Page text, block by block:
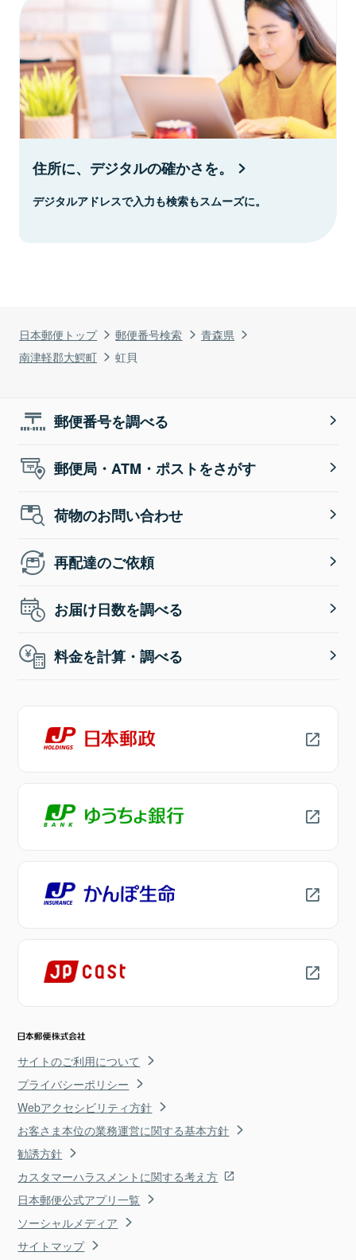
日本郵便トップ 郵便番号検索
青森県
南津軽郡大鰐町
虹貝
住所に、デジタルの確かさを。
デジタルアドレスで入力も検索もスムーズに。
郵便番号を調べる
郵便局・ATM・ポストをさがす
荷物のお問い合わせ
再配達のご依頼
お届け日数を調べる
料金を計算・調べる
サイトのご利用について
プライバシーポリシー
Webアクセシビリティ方針
お客さま本位の業務運営に関する基本方針
勧誘方針
カスタマーハラスメントに関する考え方
日本郵便公式アプリ一覧
ソーシャルメディア
サイトマップ